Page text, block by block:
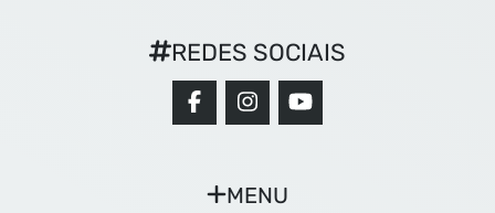
MENU
REDES SOCIAIS